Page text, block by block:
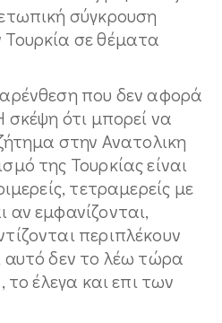
σύγκρουση
σε θέματα
που δεν αφορά
ότι μπορεί να
στην Ανατολικη
της Τουρκίας είναι
τετραμερείς με
αν εμφανίζονται,
περιπλέκουν
δεν το λέω τώρα
το έλεγα και επι των